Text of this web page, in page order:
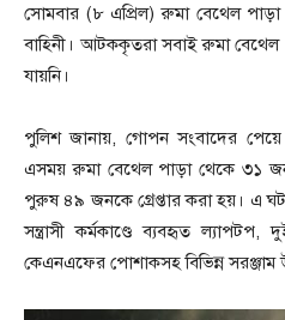
সোমবার (৮ এপ্রিল) রুমা বেথেল
বাহিনী। আটককৃতরা সবাই রুমা বেথেল
যায়নি।
পুলিশ জানায়, গোপন সংবাদের
এসময় রুমা বেথেল পাড়া থেকে ৩১
পুরুষ ৪৯ জনকে গ্রেপ্তার করা হয়। এ
সন্ত্রাসী কর্মকাণ্ডে ব্যবহৃত
কেএনএফের পোশাকসহ বিভিন্ন সরঞ্জাম